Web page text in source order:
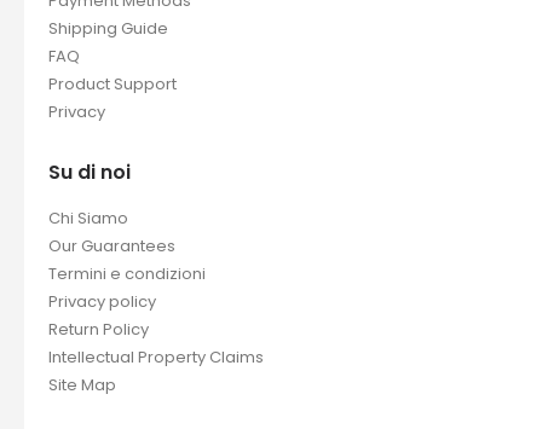
Traccia il mio ordine
Payment Methods
Shipping Guide
FAQ
Product Support
Su di noi
Chi Siamo
Our Guarantees
Termini e condizioni
Privacy policy
Return Policy
Intellectual Property Claims